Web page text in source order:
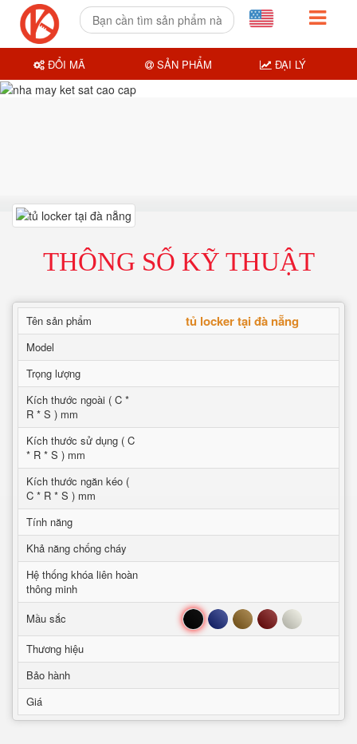
THÔNG SỐ KỸ THUẬT
Tên sản phẩm tủ locker tại đà nẵng
Model
Trọng lượng
Kích thước ngoài ( C *
R * S ) mm
Kích thước sử dụng ( C
* R * S ) mm
Kích thước ngăn kéo (
C * R * S ) mm
Tính năng
Khả năng chống cháy
Hệ thống khóa liên hoàn
thông minh
Mầu sắc
Đen Xanh Nâu Đỏ Trắng
Thương hiệu
Bảo hành
Giá
ĐỔI MÃ SẢN PHẨM ĐẠI LÝ